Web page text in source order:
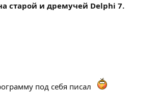
старой и дремучей Delphi 7.
под себя писал